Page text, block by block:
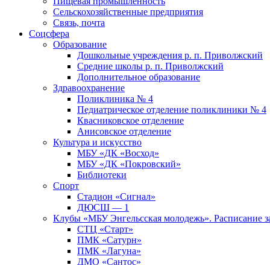
Сельскохозяйственные предприятия
Связь, почта
Соцсфера
Образование
Дошкольные учреждения р. п. Приволжский
Средние школы р. п. Приволжский
Дополнительное образование
Здравоохранение
Поликлиника № 4
Педиатрическое отделение поликлиники № 4
Квасниковское отделение
Анисовское отделение
Культура и искусство
МБУ «ДК «Восход»
МБУ «ДК «Покровский»
Библиотеки
Спорт
Стадион «Сигнал»
ДЮСШ — 1
Клубы «МБУ Энгельсская молодежь». Расписание
СТЦ «Старт»
ПМК «Сатурн»
ПМК «Лагуна»
ДМО «Сантос»